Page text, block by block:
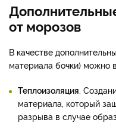
от морозов
В качестве
материала бочки) можно
Теплоизоляция.
материала, который
разрыва в случае